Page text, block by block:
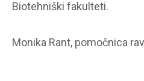
Biotehniški fakulteti.
Monika Rant, pomočnica